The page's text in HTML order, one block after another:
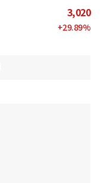
3,020
+29.89%